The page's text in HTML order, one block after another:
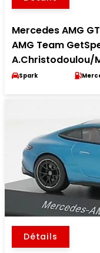
Mercedes AMG
AMG Team
A.Christodoulou/
Spark
Détails